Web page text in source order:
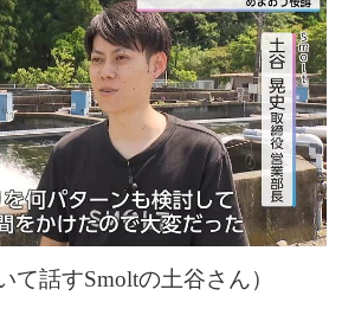
て話すSmoltの土谷さん）